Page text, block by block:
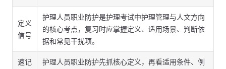
定义
信号
护理人员职业防护是护理考试中护理管理与人文方向
的核心考点，复习时应掌握定义、适用场景、判断依
据和常见干扰项。
速记
护理人员职业防护先抓核心定义，再看适用条件、例